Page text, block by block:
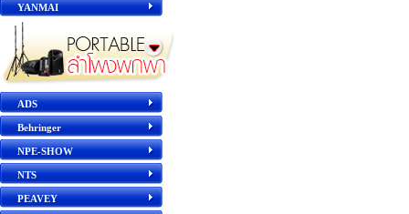
YANMAI
ADS
Behringer
NPE-SHOW
NTS
PEAVEY